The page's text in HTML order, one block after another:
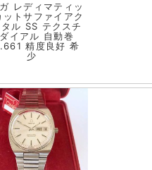
レディマティッ
ットサファイアク
タル SS テクスチ
イアル 自動巻
精度良好 希
少